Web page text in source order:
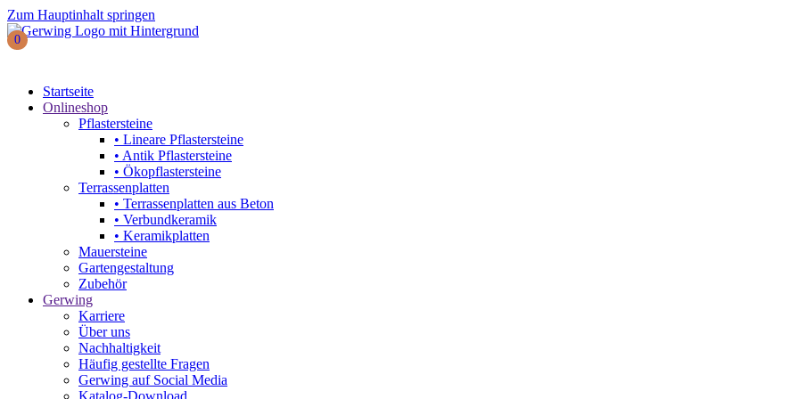
Zum Hauptinhalt springen
0
Startseite
Onlineshop
Pflastersteine
• Lineare Pflastersteine
• Antik Pflastersteine
• Ökopflastersteine
Terrassenplatten
• Terrassenplatten aus Beton
• Verbundkeramik
• Keramikplatten
Mauersteine
Gartengestaltung
Zubehör
Gerwing
Karriere
Über uns
Nachhaltigkeit
Häufig gestellte Fragen
Gerwing auf Social Media
Katalog-Download